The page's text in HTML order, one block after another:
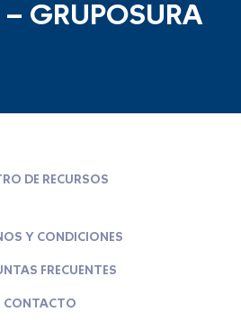
GRUPOSURA
DE RECURSOS
Y CONDICIONES
FRECUENTES
CONTACTO